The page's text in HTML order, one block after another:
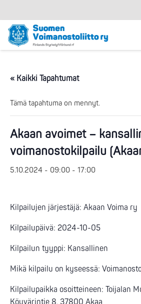
« Kaikki Tapahtumat
Tämä tapahtuma on mennyt.
Akaan avoimet –
voimanostokilpailu
5.10.2024 - 09:00 - 17:00
Kilpailujen järjestäjä: Akaan Voima ry
Kilpailupäivä: 2024-10-05
Kilpailun tyyppi: Kansallinen
Mikä kilpailu on kyseessä:
Kilpailupaikka osoitteineen: Toijalan
Köyvärintie 8, 37800 Akaa